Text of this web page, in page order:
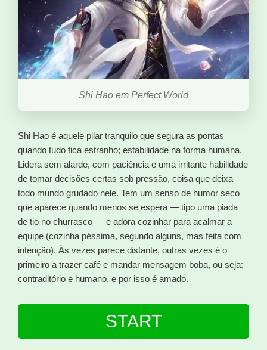
Shi Hao em Perfect World
Shi Hao é aquele pilar tranquilo que segura as pontas
quando tudo fica estranho; estabilidade na forma humana.
Lidera sem alarde, com paciência e uma irritante habilidade
de tomar decisões certas sob pressão, coisa que deixa
todo mundo grudado nele. Tem um senso de humor seco
que aparece quando menos se espera — tipo uma piada
de tio no churrasco — e adora cozinhar para acalmar a
equipe (cozinha péssima, segundo alguns, mas feita com
intenção). Às vezes parece distante, outras vezes é o
primeiro a trazer café e mandar mensagem boba, ou seja:
contraditório e humano, e por isso é amado.
START